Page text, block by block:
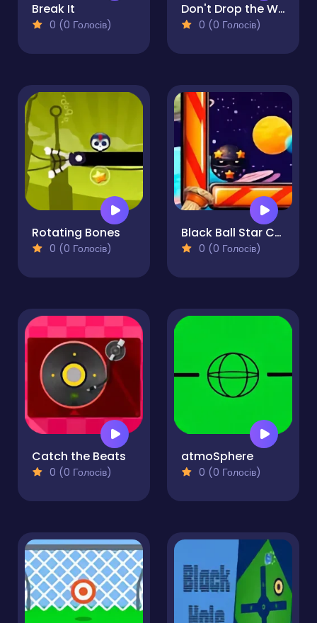
Break It
0 (0 Голосів)
Don't Drop the White Ball 2
0 (0 Голосів)
Rotating Bones
0 (0 Голосів)
Black Ball Star Chaser
0 (0 Голосів)
Catch the Beats
0 (0 Голосів)
atmoSphere
0 (0 Голосів)